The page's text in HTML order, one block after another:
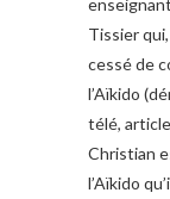
Tissier
cessé de
l’Aïkido
télé,
Christian
l’Aïkido